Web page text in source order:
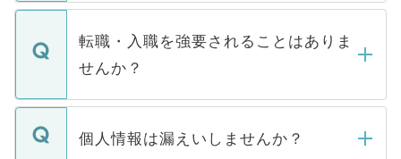
ます。通常、5営業日以内にはご連絡をせて
いただきますので、しばらくお待ちくださ
い。
マイナビDOCTORで取り扱っている求人の
うち約3割は、Webサイトからご覧いただ
けない「非公開求人」です。非公開求人は
下記の理由によって、一般には公開してい
ません。
■応募殺到を避けるため 人気のある医療機
転職・入職を強要されることはありま
せんか？
転職・入職を強要することは一切ありませ
ん。また、仮に応募先から内定をいただい
個人情報は漏えいしませんか？